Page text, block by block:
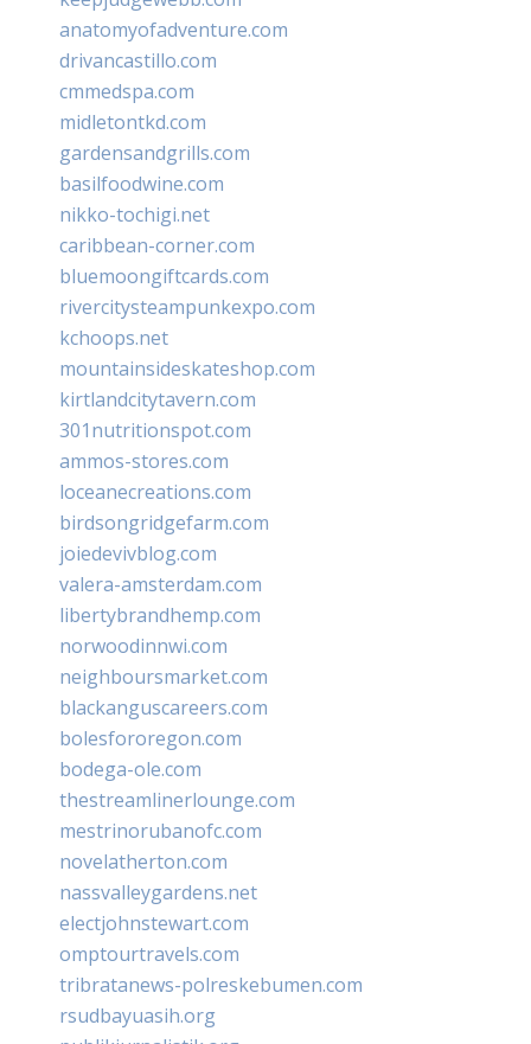
anatomyofadventure.com
drivancastillo.com
cmmedspa.com
midletontkd.com
gardensandgrills.com
basilfoodwine.com
nikko-tochigi.net
caribbean-corner.com
bluemoongiftcards.com
rivercitysteampunkexpo.com
kchoops.net
mountainsideskateshop.com
kirtlandcitytavern.com
301nutritionspot.com
ammos-stores.com
loceanecreations.com
birdsongridgefarm.com
joiedevivblog.com
valera-amsterdam.com
libertybrandhemp.com
norwoodinnwi.com
neighboursmarket.com
blackanguscareers.com
bolesfororegon.com
bodega-ole.com
thestreamlinerlounge.com
mestrinorubanofc.com
novelatherton.com
nassvalleygardens.net
electjohnstewart.com
omptourtravels.com
tribratanews-polreskebumen.com
rsudbayuasih.org